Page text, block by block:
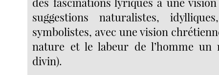
suggestions naturalistes,
symbolistes, avec une vision
nature et le labeur de l’homme un
divin).